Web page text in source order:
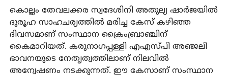
കൊല്ലം തേവലക്കര സ്വദേശിനി അതുല്യ ഷാര്‍ജയില്‍
ദുരൂഹ സാഹചര്യത്തില്‍ മരിച്ച കേസ് കഴിഞ്ഞ
ദിവസമാണ് സംസ്ഥാന ക്രൈംബ്രാഞ്ചിന്
കൈമാറിയത്. കരുനാഗപ്പള്ളി എഎസ്പി അഞ്ജലി
ഭാവനയുടെ നേതൃത്വത്തിലാണ് നിലവില്‍
അന്വേഷണം നടക്കുന്നത്. ഈ കേസാണ് സംസ്ഥാന